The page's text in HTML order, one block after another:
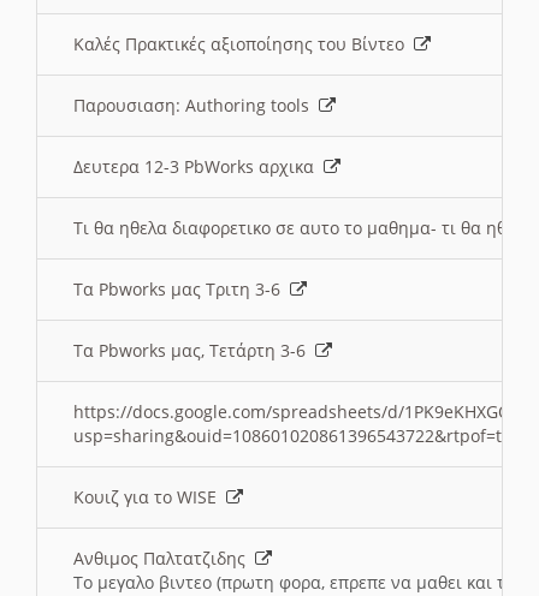
Καλές Πρακτικές αξιοποίησης του Βίντεο
Παρουσιαση: Authoring tools
Δευτερα 12-3 PbWorks αρχικα
Τι θα ηθελα διαφορετικο σε αυτο το μαθημα- τι θα
Τα Pbworks μας Τριτη 3-6
Τα Pbworks μας, Τετάρτη 3-6
https://docs.google.com/spreadsheets/d/
Κουιζ για το WISE
Ανθιμος Παλτατζιδης
Το μεγαλο βιντεο (πρωτη φορα, επρεπε να μαθει και το